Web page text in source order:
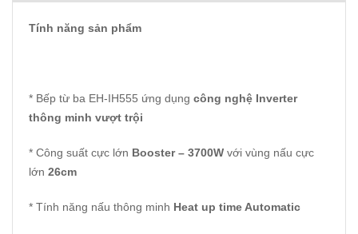
Tính năng sản phẩm
* Bếp từ ba EH-IH555 ứng dụng công nghệ Inverter
thông minh vượt trội
* Công suất cực lớn Booster – 3700W với vùng nấu cực
lớn 26cm
* Tính năng nấu thông minh Heat up time Automatic